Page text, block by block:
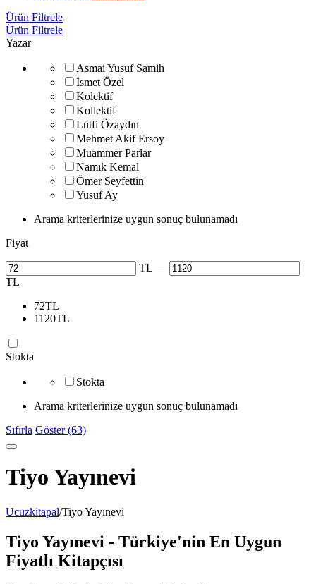
Ürün Filtrele
Ürün Filtrele
Yazar
Asmai Yusuf Samih
İsmet Özel
Kolektif
Kollektif
Lütfi Özaydın
Mehmet Akif Ersoy
Muammer Parlar
Namık Kemal
Ömer Seyfettin
Yusuf Ay
Arama kriterlerinize uygun sonuç bulunamadı
Fiyat
TL –
TL
72TL
1120TL
Stokta
Stokta
Arama kriterlerinize uygun sonuç bulunamadı
Sıfırla Göster (63)
Tiyo Yayınevi
Ucuzkitapal/Tiyo Yayınevi
Tiyo Yayınevi - Türkiye'nin En Uygun
Fiyatlı Kitapçısı